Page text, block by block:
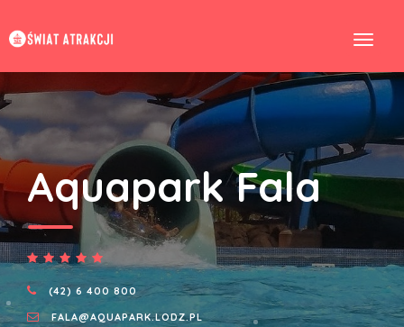
Aquapark Fala
(42) 6 400 800
FALA@AQUAPARK.LODZ.PL